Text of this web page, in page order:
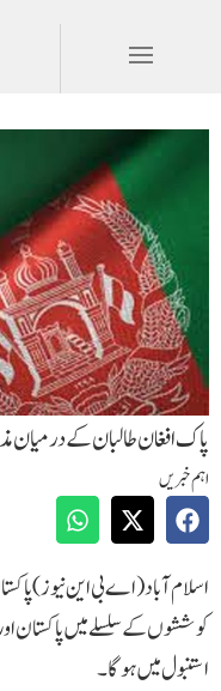
پاک افغان طالبان کے درمیان
اہم خبریں
اسلام آباد(اے بی این
کوششوں کے سلسلے میں پاکستان
استنبول میں ہوگا۔